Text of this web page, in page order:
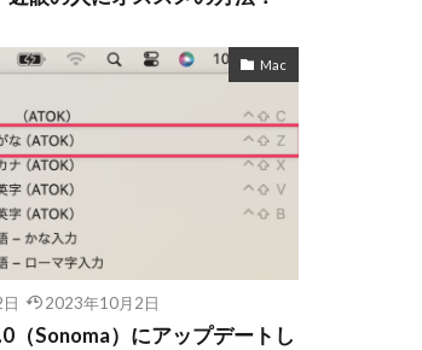
Mac
2023年10月2日
（Sonoma）にアップデートし